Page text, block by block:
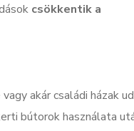
csökkentik a
akár családi házak
bútorok használata